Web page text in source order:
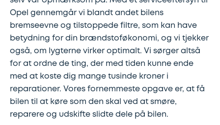
Serviceeftersyn
4
hjulsudmåling
Støddæmpere
og
Trailer
Vinterdæk
Opel gennemgår vi blandt andet bilens
bremseevne og tilstoppede filtre, som kan have
betydning for din brændstoføkonomi, og vi tjekker
også, om lygterne virker optimalt. Vi sørger altså
for at ordne de ting, der med tiden kunne ende
med at koste dig mange tusinde kroner i
reparationer. Vores fornemmeste opgave er, at få
bilen til at køre som den skal ved at smøre,
reparere og udskifte slidte dele på bilen.